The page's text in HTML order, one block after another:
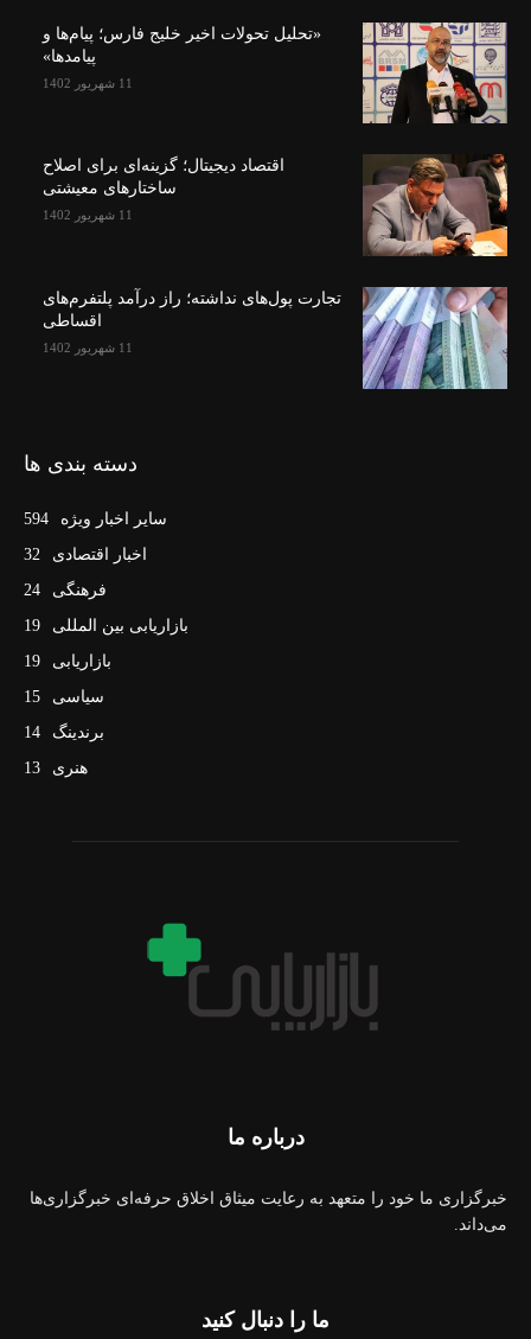
«تحلیل تحولات اخیر خلیج فارس؛ پیام‌ها و
پیامدها»
11 شهریور 1402
اقتصاد دیجیتال؛ گزینه‌ای برای اصلاح
ساختارهای معیشتی
11 شهریور 1402
تجارت پول‌های نداشته؛ راز درآمد پلتفرم‌های
اقساطی
11 شهریور 1402
دسته بندی ها
سایر اخبار ویژه
594
اخبار اقتصادی
32
فرهنگی
24
بازاریابی بین المللی
19
بازاریابی
19
سیاسی
15
برندینگ
14
هنری
13
درباره ما
خبرگزاری ما خود را متعهد به رعایت میثاق اخلاق حرفه‌ای خبرگزاری‌ها
می‌داند.
ما را دنبال کنید